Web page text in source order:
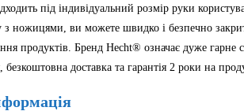
під індивідуальний розмір руки
ножицями, ви можете швидко і безпечно
продуктів. Бренд Hecht® означає дуже гарне
безкоштовна доставка та гарантія 2 роки на